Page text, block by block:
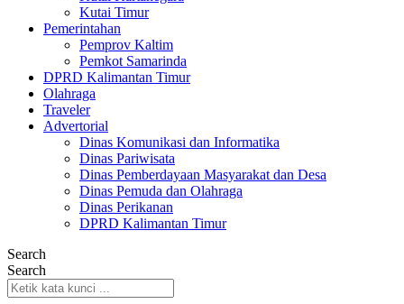
Kutai Timur
Pemerintahan
Pemprov Kaltim
Pemkot Samarinda
DPRD Kalimantan Timur
Olahraga
Traveler
Advertorial
Dinas Komunikasi dan Informatika
Dinas Pariwisata
Dinas Pemberdayaan Masyarakat dan Desa
Dinas Pemuda dan Olahraga
Dinas Perikanan
DPRD Kalimantan Timur
Search
Search